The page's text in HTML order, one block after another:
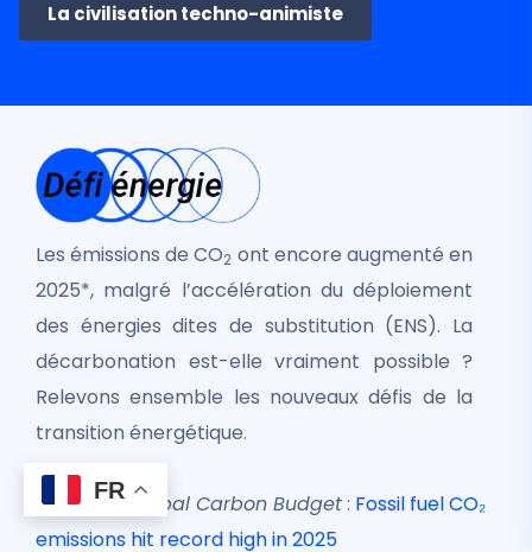
La civilisation techno-animiste
Les émissions de CO2 ont encore augmenté en
2025*, malgré l’accélération du déploiement
des énergies dites de substitution (ENS). La
décarbonation est-elle vraiment possible ?
Relevons ensemble les nouveaux défis de la
transition énergétique.
*Rapport Global Carbon Budget: Fossil fuel CO₂
emissions hit record high in 2025
FR